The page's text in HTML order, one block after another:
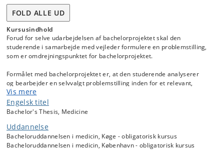
FOLD ALLE UD
Kursusindhold
Forud for selve udarbejdelsen af bachelorprojektet skal den
studerende i samarbejde med vejleder formulere en problemstilling,
som er omdrejningspunktet for bachelorprojektet.
Formålet med bachelorprojektet er, at den studerende analyserer
og bearbejder en selvvalgt problemstilling inden for et relevant,
afgrænset sundhedsvidenskabeligt emne.
Projektet baseres på et litteraturstudie eller på empiriske data
indsamlet af den studerende eller stillet til rådighed af vejleder.
Vis mere
Engelsk titel
Bachelor's Thesis, Medicine
Uddannelse
Bacheloruddannelsen i medicin, Køge - obligatorisk kursus
Bacheloruddannelsen i medicin, København - obligatorisk kursus